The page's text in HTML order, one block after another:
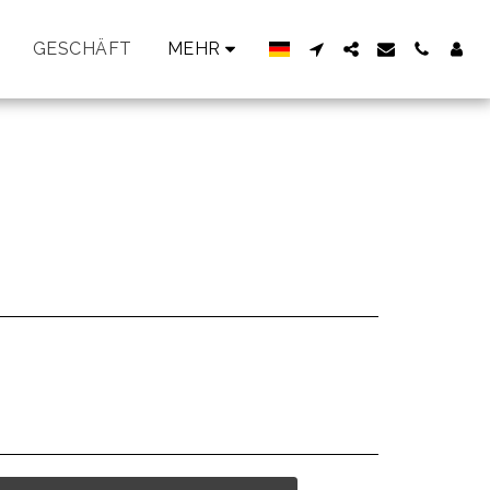
GESCHÄFT MEHR